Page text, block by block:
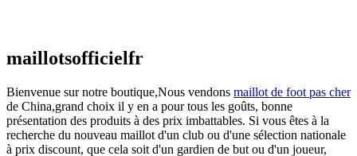
maillotsofficielfr
Bienvenue sur notre boutique,Nous vendons maillot de foot pas cher
de China,grand choix il y en a pour tous les goûts, bonne
présentation des produits à des prix imbattables. Si vous êtes à la
recherche du nouveau maillot d'un club ou d'une sélection nationale
à prix discount, que cela soit d'un gardien de but ou d'un joueur,